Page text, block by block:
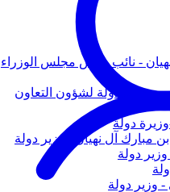
- نائب رئيس مجلس الوزراء
- وزيرة دولة لشؤون التعاون
دولة
مبارك آل نهيان - وزير دولة
دولة
وزير دولة